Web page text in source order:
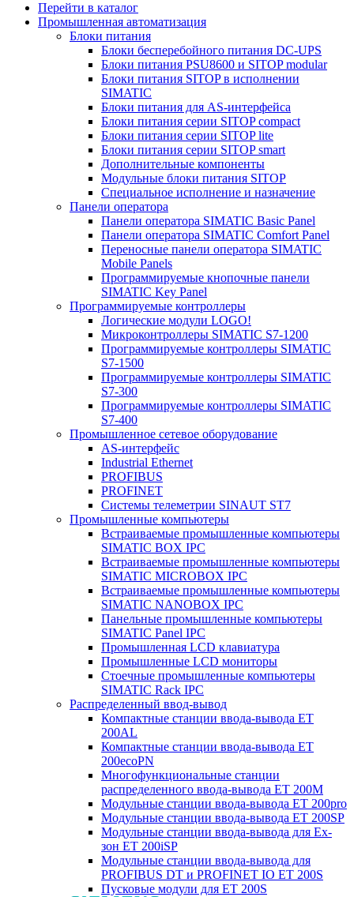
Перейти в каталог
Промышленная автоматизация
Блоки питания
Блоки бесперебойного питания DC-UPS
Блоки питания PSU8600 и SITOP modular
Блоки питания SITOP в исполнении
SIMATIC
Блоки питания для AS-интерфейса
Блоки питания серии SITOP compact
Блоки питания серии SITOP lite
Блоки питания серии SITOP smart
Дополнительные компоненты
Модульные блоки питания SITOP
Специальное исполнение и назначение
Панели оператора
Панели оператора SIMATIC Basic Panel
Панели оператора SIMATIC Comfort Panel
Переносные панели оператора SIMATIC
Mobile Panels
Программируемые кнопочные панели
SIMATIC Key Panel
Программируемые контроллеры
Логические модули LOGO!
Микроконтроллеры SIMATIC S7-1200
Программируемые контроллеры SIMATIC
S7-1500
Программируемые контроллеры SIMATIC
S7-300
Программируемые контроллеры SIMATIC
S7-400
Промышленное сетевое оборудование
AS-интерфейс
Industrial Ethernet
PROFIBUS
PROFINET
Системы телеметрии SINAUT ST7
Промышленные компьютеры
Встраиваемые промышленные компьютеры
SIMATIC BOX IPC
Встраиваемые промышленные компьютеры
SIMATIC MICROBOX IPC
Встраиваемые промышленные компьютеры
SIMATIC NANOBOX IPC
Панельные промышленные компьютеры
SIMATIC Panel IPC
Промышленная LCD клавиатура
Промышленные LCD мониторы
Стоечные промышленные компьютеры
SIMATIC Rack IPC
Распределенный ввод-вывод
Компактные станции ввода-вывода ET
200AL
Компактные станции ввода-вывода ET
200ecoPN
Многофункциональные станции
распределенного ввода-вывода ET 200M
Модульные станции ввода-вывода ET 200pro
Модульные станции ввода-вывода ET 200SP
Модульные станции ввода-вывода для Ex-
зон ET 200iSP
Модульные станции ввода-вывода для
PROFIBUS DT и PROFINET IO ET 200S
Пусковые модули для ET 200S